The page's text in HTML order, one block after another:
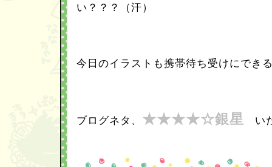
い？？？（汗）
今日のイラストも携帯待ち受けにでき
ブログネタ、 ★★★★☆銀星 い